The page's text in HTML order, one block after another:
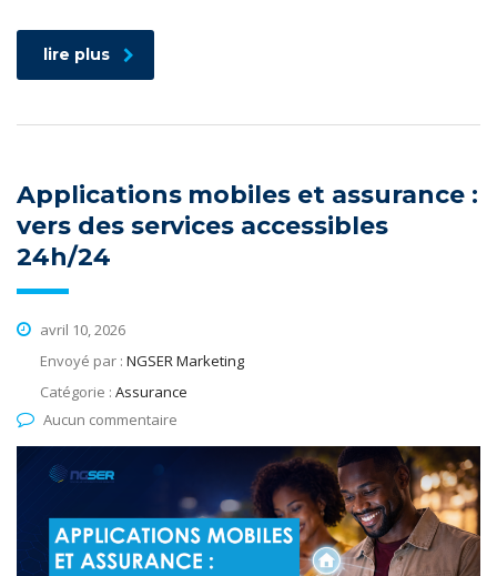
lire plus
Applications mobiles et assurance :
vers des services accessibles
24h/24
avril 10, 2026
Envoyé par : NGSER Marketing
Catégorie : Assurance
Aucun commentaire